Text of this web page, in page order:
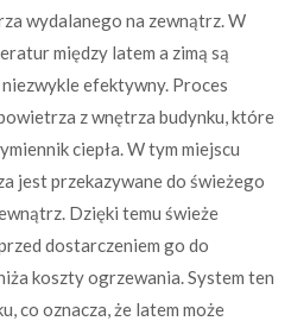
wydalanego na zewnątrz. W
między latem a zimą są
efektywny. Proces
z wnętrza budynku, które
ciepła. W tym miejscu
jest przekazywane do świeżego
Dzięki temu świeże
dostarczeniem go do
koszty ogrzewania. System ten
co oznacza, że latem może